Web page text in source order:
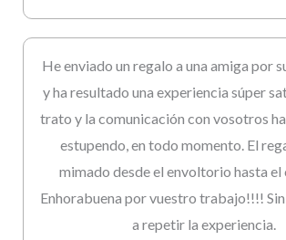
He enviado un regalo a una amiga por
y ha resultado una experiencia súper
trato y la comunicación con vosotros
estupendo, en todo momento. El
mimado desde el envoltorio hasta el
Enhorabuena por vuestro trabajo!!!!
a repetir la experiencia.